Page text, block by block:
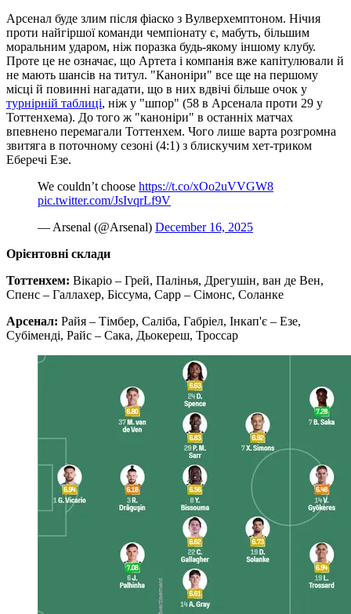
Арсенал буде злим після фіаско з Вулверхемптоном. Нічия
проти найгіршої команди чемпіонату є, мабуть, більшим
моральним ударом, ніж поразка будь-якому іншому клубу.
Проте це не означає, що Артета і компанія вже капітулювали й
не мають шансів на титул. "Каноніри" все ще на першому
місці й повинні нагадати, що в них вдвічі більше очок у
турнірній таблиці, ніж у "шпор" (58 в Арсенала проти 29 у
Тоттенхема). До того ж "каноніри" в останніх матчах
впевнено перемагали Тоттенхем. Чого лише варта розгромна
звитяга в поточному сезоні (4:1) з блискучим хет-триком
Еберечі Езе.
We couldn’t choose https://t.co/xOo2uVVGW8
pic.twitter.com/JsIvqrLf9V
— Arsenal (@Arsenal) December 16, 2025
Орієнтовні склади
Тоттенхем: Вікаріо – Грей, Палінья, Дрегушін, ван де Вен,
Спенс – Галлахер, Біссума, Сарр – Сімонс, Соланке
Арсенал: Райя – Тімбер, Саліба, Габріел, Інкап'є – Езе,
Субіменді, Райс – Сака, Дьокереш, Троссар